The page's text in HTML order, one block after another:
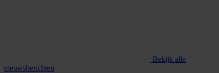
Bekijk alle
nieuwsberichten